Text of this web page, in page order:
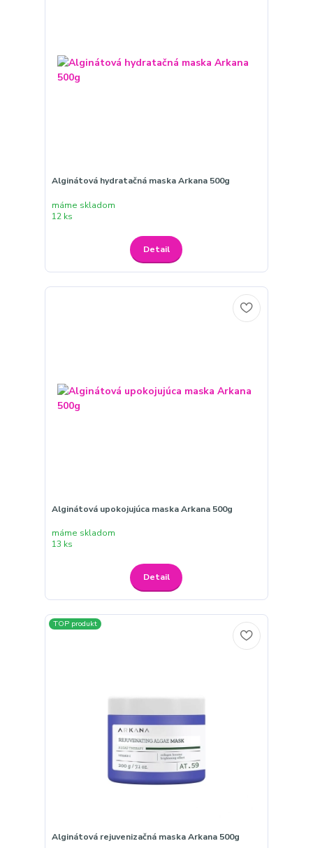
Alginátová hydratačná maska Arkana 500g
máme skladom
12 ks
Detail
Alginátová upokojujúca maska Arkana 500g
máme skladom
13 ks
Detail
TOP produkt
Alginátová rejuvenizačná maska Arkana 500g